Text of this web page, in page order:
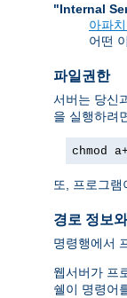
"Internal
아파
어떤
파일권한
서버는 당신
을 실행하려
chmod
또, 프로그
경로 정보
명령행에서
웹서버가 프
쉘이 명령어